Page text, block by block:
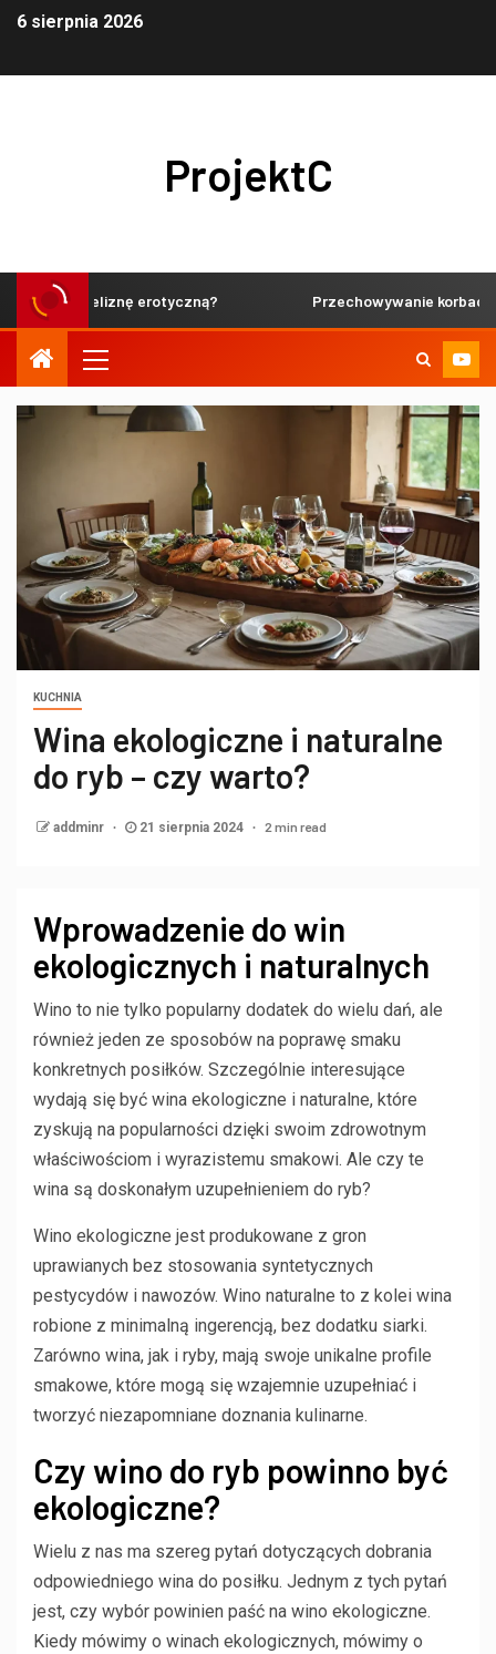
6 sierpnia 2026
ProjektC
bieliznę erotyczną? Przechowywanie korbaczy
KUCHNIA
Wina ekologiczne i naturalne
do ryb – czy warto?
addminr 21 sierpnia 2024 2 min read
Wprowadzenie do win
ekologicznych i naturalnych
Wino to nie tylko popularny dodatek do wielu dań, ale
również jeden ze sposobów na poprawę smaku
konkretnych posiłków. Szczególnie interesujące
wydają się być wina ekologiczne i naturalne, które
zyskują na popularności dzięki swoim zdrowotnym
właściwościom i wyrazistemu smakowi. Ale czy te
wina są doskonałym uzupełnieniem do ryb?
Wino ekologiczne jest produkowane z gron
uprawianych bez stosowania syntetycznych
pestycydów i nawozów. Wino naturalne to z kolei wina
robione z minimalną ingerencją, bez dodatku siarki.
Zarówno wina, jak i ryby, mają swoje unikalne profile
smakowe, które mogą się wzajemnie uzupełniać i
tworzyć niezapomniane doznania kulinarne.
Czy wino do ryb powinno być
ekologiczne?
Wielu z nas ma szereg pytań dotyczących dobrania
odpowiedniego wina do posiłku. Jednym z tych pytań
jest, czy wybór powinien paść na wino ekologiczne.
Kiedy mówimy o winach ekologicznych, mówimy o